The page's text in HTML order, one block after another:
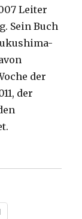
Leiter
Sein Buch
der
der
–